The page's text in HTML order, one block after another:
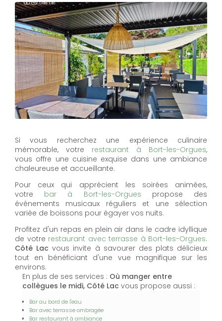
Si vous recherchez une expérience culinaire
mémorable, votre restaurant à Bort-les-Orgues,
vous offre une cuisine exquise dans une ambiance
chaleureuse et accueillante.
Pour ceux qui apprécient les soirées animées,
votre bar à Bort-les-Orgues propose des
événements musicaux réguliers et une sélection
variée de boissons pour égayer vos nuits.
Profitez d'un repas en plein air dans le cadre idyllique
de votre restaurant avec terrasse à Bort-les-Orgues.
Côté Lac vous invite à savourer des plats délicieux
tout en bénéficiant d'une vue magnifique sur les
environs.
En plus de ses services : Où manger entre
collègues le midi, Côté Lac vous propose aussi :
Bar au bord de l'eau
Bar avec terrasse ombragée
Bar restaurant à ambiance